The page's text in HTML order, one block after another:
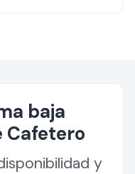
baja
Cafetero
y